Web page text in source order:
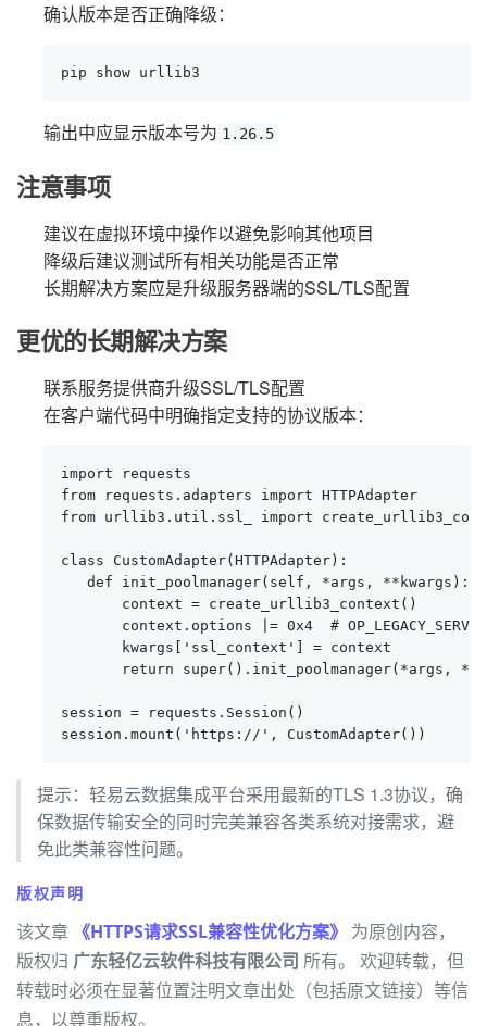
确认版本是否正确降级：
pip show urllib3
输出中应显示版本号为 1.26.5
注意事项
建议在虚拟环境中操作以避免影响其他项目
降级后建议测试所有相关功能是否正常
长期解决方案应是升级服务器端的SSL/TLS配置
更优的长期解决方案
联系服务提供商升级SSL/TLS配置
在客户端代码中明确指定支持的协议版本：
import requests
from requests.adapters import HTTPAdapter
from urllib3.util.ssl_ import
class CustomAdapter(HTTPAdapter):
   def init_poolmanager(self, *args, **kwargs):
       context = create_urllib3_context()
context.options |= 0x4  #
       kwargs['ssl_context'] = context
return super().init_poolmanager(*args,
session = requests.Session()
session.mount('https://', CustomAdapter())
提示：轻易云数据集成平台采用最新的TLS 1.3协议，确
保数据传输安全的同时完美兼容各类系统对接需求，避
免此类兼容性问题。
版权声明
该文章 《HTTPS请求SSL兼容性优化方案》 为原创内容，
版权归 广东轻亿云软件科技有限公司 所有。 欢迎转载，但
转载时必须在显著位置注明文章出处（包括原文链接）等信
息，以尊重版权。